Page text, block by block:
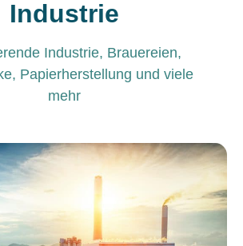
Industrie
Industrie, Brauereien,
Papierherstellung und viele
mehr